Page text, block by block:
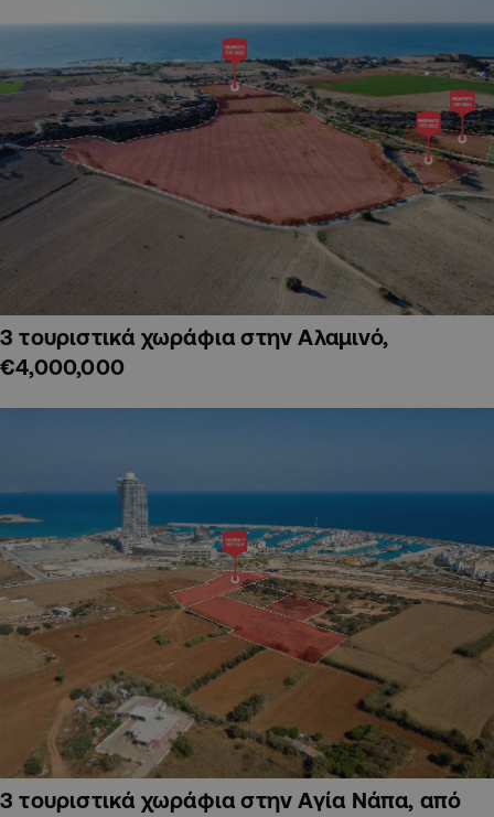
3 τουριστικά χωράφια στην Αλαμινό,
€4,000,000
3 τουριστικά χωράφια στην Αγία Νάπα, από